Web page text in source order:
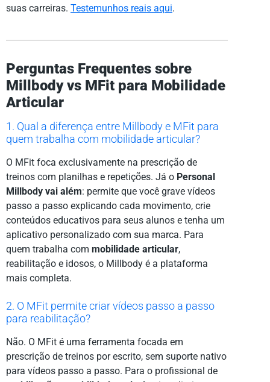
suas carreiras. Testemunhos reais aqui.
Perguntas Frequentes sobre
Millbody vs MFit para Mobilidade
Articular
1. Qual a diferença entre Millbody e MFit para
quem trabalha com mobilidade articular?
O MFit foca exclusivamente na prescrição de
treinos com planilhas e repetições. Já o Personal
Millbody vai além: permite que você grave vídeos
passo a passo explicando cada movimento, crie
conteúdos educativos para seus alunos e tenha um
aplicativo personalizado com sua marca. Para
quem trabalha com mobilidade articular,
reabilitação e idosos, o Millbody é a plataforma
mais completa.
2. O MFit permite criar vídeos passo a passo
para reabilitação?
Não. O MFit é uma ferramenta focada em
prescrição de treinos por escrito, sem suporte nativo
para vídeos passo a passo. Para o profissional de